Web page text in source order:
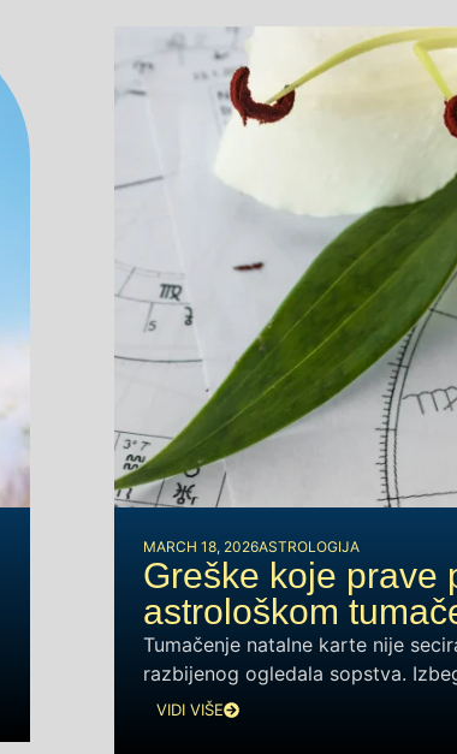
MARCH 18, 2026ASTROLOGIJA
Greške koje prave
astrološkom
Tumačenje natalne karte nije
razbijenog ogledala sopstva.
VIDI VIŠE